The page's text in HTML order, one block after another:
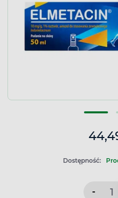
Dostępność:
-